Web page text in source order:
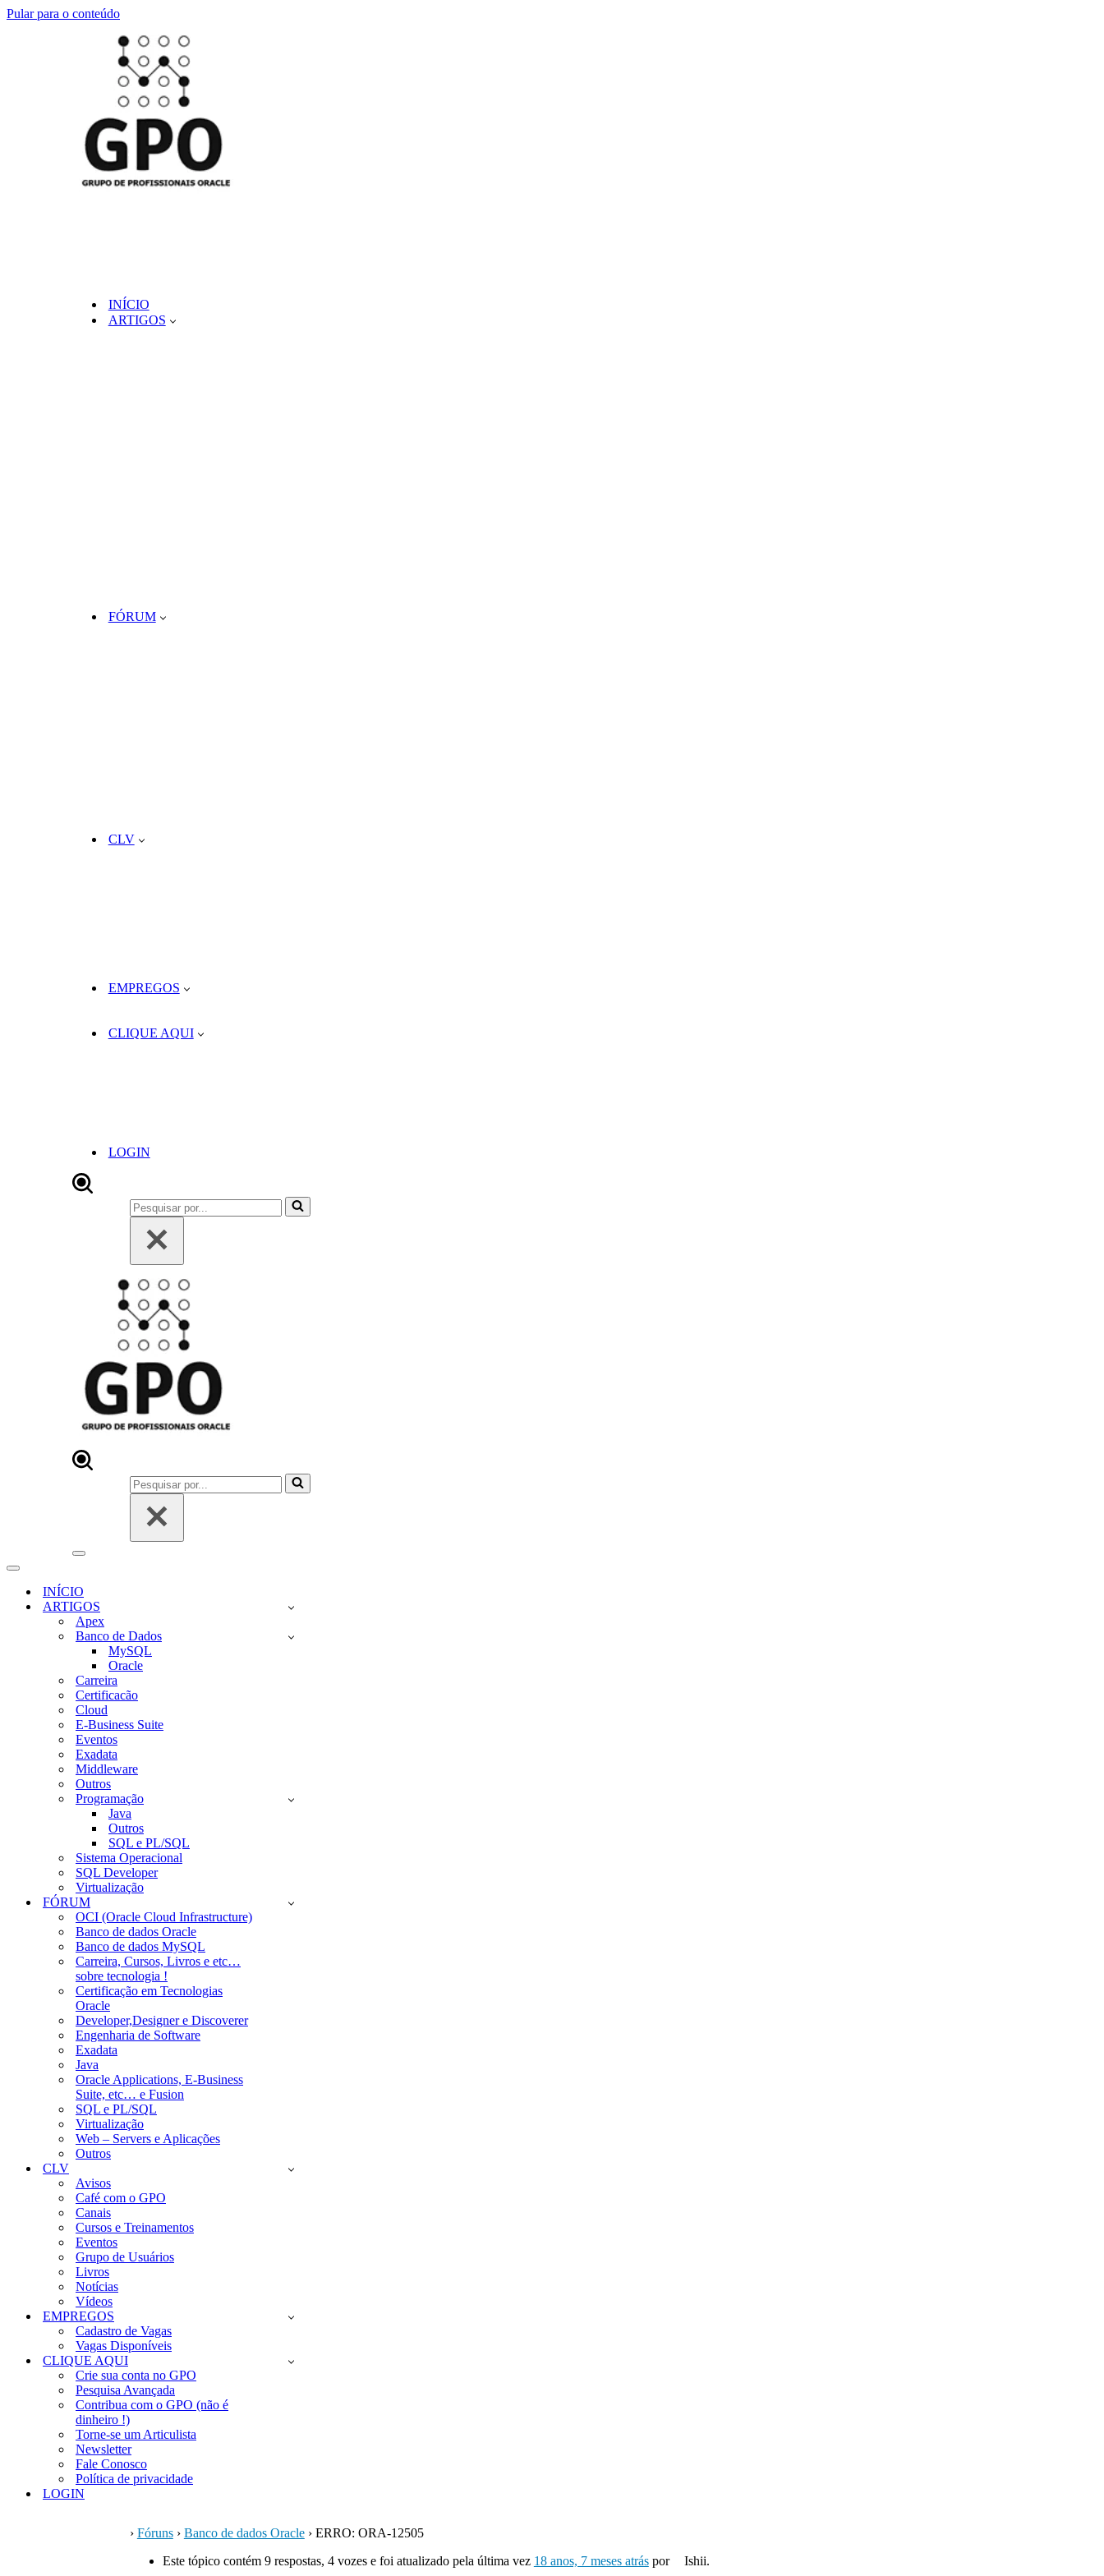
Pular para o conteúdo
INÍCIO
ARTIGOS
FÓRUM
CLV
EMPREGOS
CLIQUE AQUI
LOGIN
Pesquisar
por...
Pesquisar
por...
Menu
Menu
navegaçãoINÍCIO
ARTIGOS
Apex
Banco de Dados
MySQL
Oracle
Carreira
Certificacão
Cloud
E-Business Suite
Eventos
Exadata
Middleware
Outros
Programação
Java
Outros
SQL e PL/SQL
Sistema Operacional
SQL Developer
Virtualização
FÓRUM
OCI (Oracle Cloud Infrastructure)
Banco de dados Oracle
Banco de dados MySQL
Carreira, Cursos, Livros e etc…
sobre tecnologia !
Certificação em Tecnologias
Oracle
Developer,Designer e Discoverer
Engenharia de Software
Exadata
Java
Oracle Applications, E-Business
Suite, etc… e Fusion
SQL e PL/SQL
Virtualização
Web – Servers e Aplicações
Outros
CLV
Avisos
Café com o GPO
Canais
Cursos e Treinamentos
Eventos
Grupo de Usuários
Livros
Notícias
Vídeos
EMPREGOS
Cadastro de Vagas
Vagas Disponíveis
CLIQUE AQUI
Crie sua conta no GPO
Pesquisa Avançada
Contribua com o GPO (não é
dinheiro !)
Torne-se um Articulista
Newsletter
Fale Conosco
Política de privacidade
LOGIN
› Fóruns › Banco de dados Oracle › ERRO: ORA-12505
Este tópico contém 9 respostas, 4 vozes e foi atualizado pela última vez 18 anos, 7 meses atráspor Ishii.